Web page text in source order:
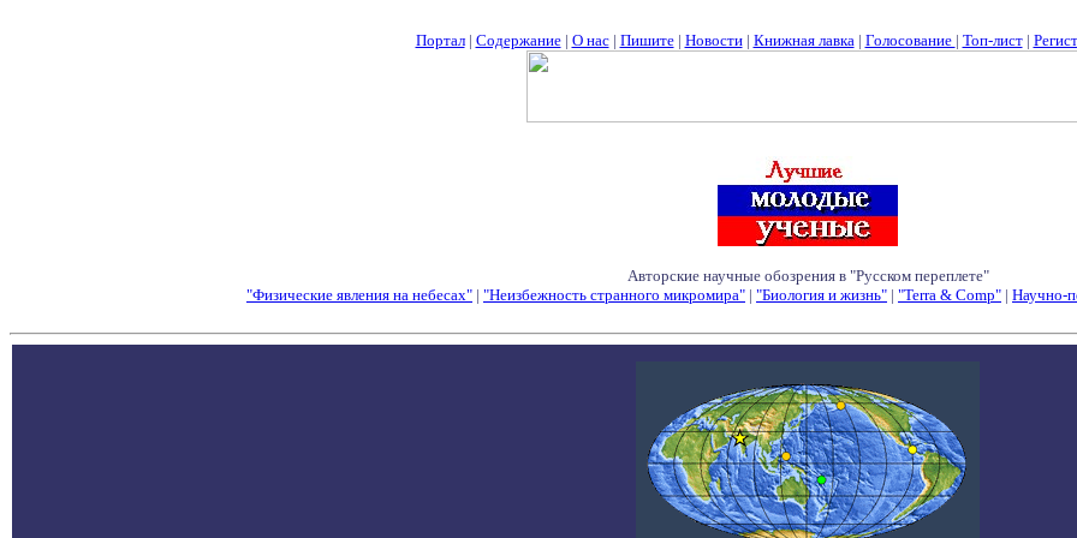
Портал| Содержание| О нас| Пишите| Новости| Книжная лавка| Голосование | Топ-лист|
Авторские научные обозрения в "Русском переплете"
"Физические явления на небесах" | "Неизбежность странного микромира" | "Биология и жизнь" | "Terra & Comp" | Научно-